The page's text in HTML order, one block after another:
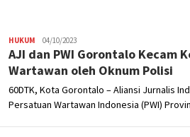
HUKUM Nikhen
Mokoginta
04/10/2023
AJI dan PWI Gorontalo Kecam
Wartawan oleh Oknum Polisi
60DTK, Kota Gorontalo – Aliansi Jurnalis
Persatuan Wartawan Indonesia (PWI)